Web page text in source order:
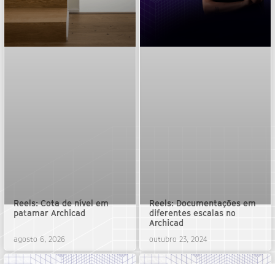
Reels: Cota de nível em
patamar Archicad
agosto 6, 2026
Reels: Documentações em
diferentes escalas no
Archicad
outubro 23, 2024